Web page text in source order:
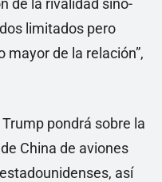
de la rivalidad sino-
limitados pero
de la relación”,
pondrá sobre la
China de aviones
así